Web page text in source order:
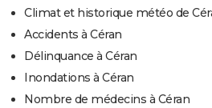
Climat et historique météo de
Accidents à Céran
Délinquance à Céran
Inondations à Céran
Nombre de médecins à Céran